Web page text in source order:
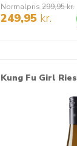
249,95 kr.
Normalpris 299,95kr.
Kung Fu Girl